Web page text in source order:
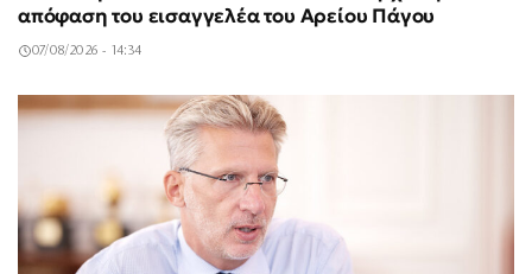
απόφαση του εισαγγελέα του Αρείου Πάγου
07/08/2026 - 14:34